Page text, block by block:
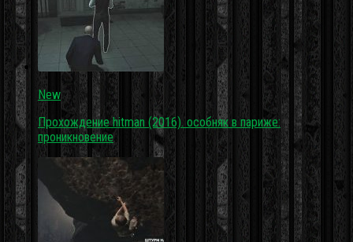
New
Прохождение hitman (2016). особняк в париже:
проникновение